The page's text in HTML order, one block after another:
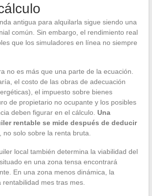
antigua para alquilarla sigue siendo una
común. Sin embargo, el rendimiento real
que los simuladores en línea no siempre
no es más que una parte de la ecuación.
el costo de las obras de adecuación
el impuesto sobre bienes
de propietario no ocupante y los posibles
deben figurar en el cálculo. Una
rentable se mide después de deducir
, no solo sobre la renta bruta.
local también determina la viabilidad del
en una zona tensa encontrará
En una zona menos dinámica, la
rentabilidad mes tras mes.